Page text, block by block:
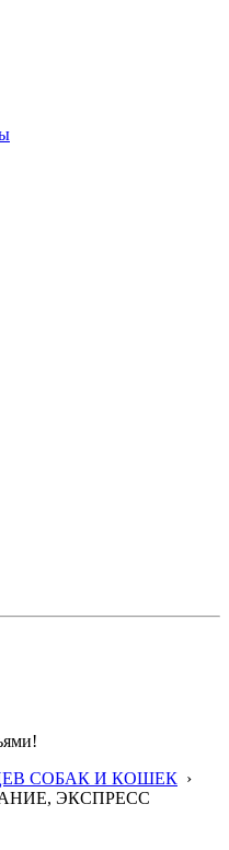
СОБАК И КОШЕК ›
ЭКСПРЕСС